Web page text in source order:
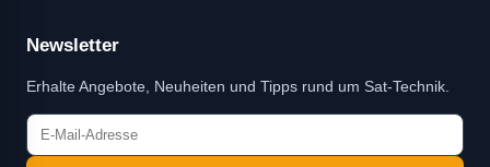
Newsletter
Erhalte Angebote, Neuheiten und Tipps rund um Sat-Technik.